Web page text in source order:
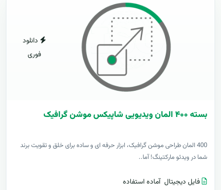
دانلود
فوری
بسته ۴۰۰ المان ویدیویی شاپیکس موشن گرافیک
400 المان طراحی موشن گرافیک، ابزار حرفه ای و ساده برای خلق و تقویت برند
شما در ویدئو مارکتینگ! آما..
فایل دیجیتال آماده استفاده